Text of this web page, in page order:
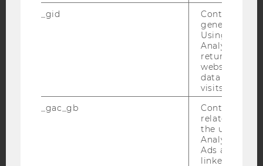
Bluesky
BARRIEREFREIHEITSERKLÄRUNG WEBSEITE
_gid
Contains a
generated
Using this
Analytics can
returning
website and
data from
visits.
_gac_gb
Contains
related
the user. If
Analytics and
Ads accounts
linked, the